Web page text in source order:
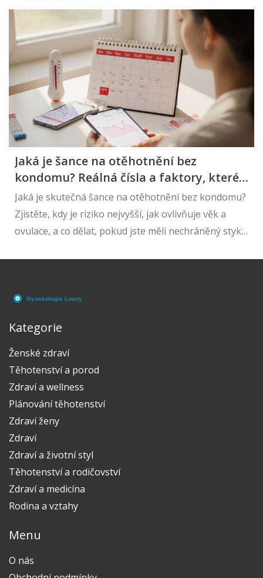
Jaká je šance na otěhotnění bez
kondomu? Reálná čísla a faktory, které
to ovlivňují
Jaká je skutečná šance na otěhotnění bez kondomu?
Zjistěte, kdy je riziko nejvyšší, jak ovlivňuje věk a
ovulace, a co dělat, pokud jste měli nechráněný styk.
Kategorie
Ženské zdraví
Těhotenství a porod
Zdraví a wellness
Plánování těhotenství
Zdraví ženy
Zdraví
Zdraví a životní styl
Těhotenství a rodičovství
Zdraví a medicína
Rodina a vztahy
Menu
O nás